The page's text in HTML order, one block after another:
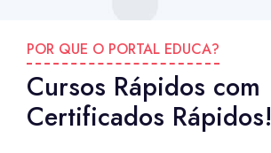
POR QUE O PORTAL EDUCA?
Cursos Rápidos com
Certificados Rápidos!